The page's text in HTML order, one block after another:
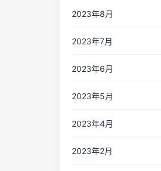
2023年8月
2023年7月
2023年6月
2023年5月
2023年4月
2023年2月